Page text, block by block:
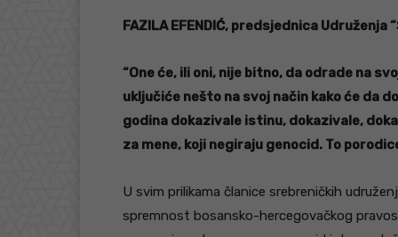
FAZILA EFENDIĆ, predsjednica Udruženja
“One će, ili oni, nije bitno, da odrade na
uključiće nešto na svoj način kako će da
godina dokazivale istinu, dokazivale,
za mene, koji negiraju genocid. To
U svim prilikama članice srebreničkih
spremnost bosansko-hercegovačkog